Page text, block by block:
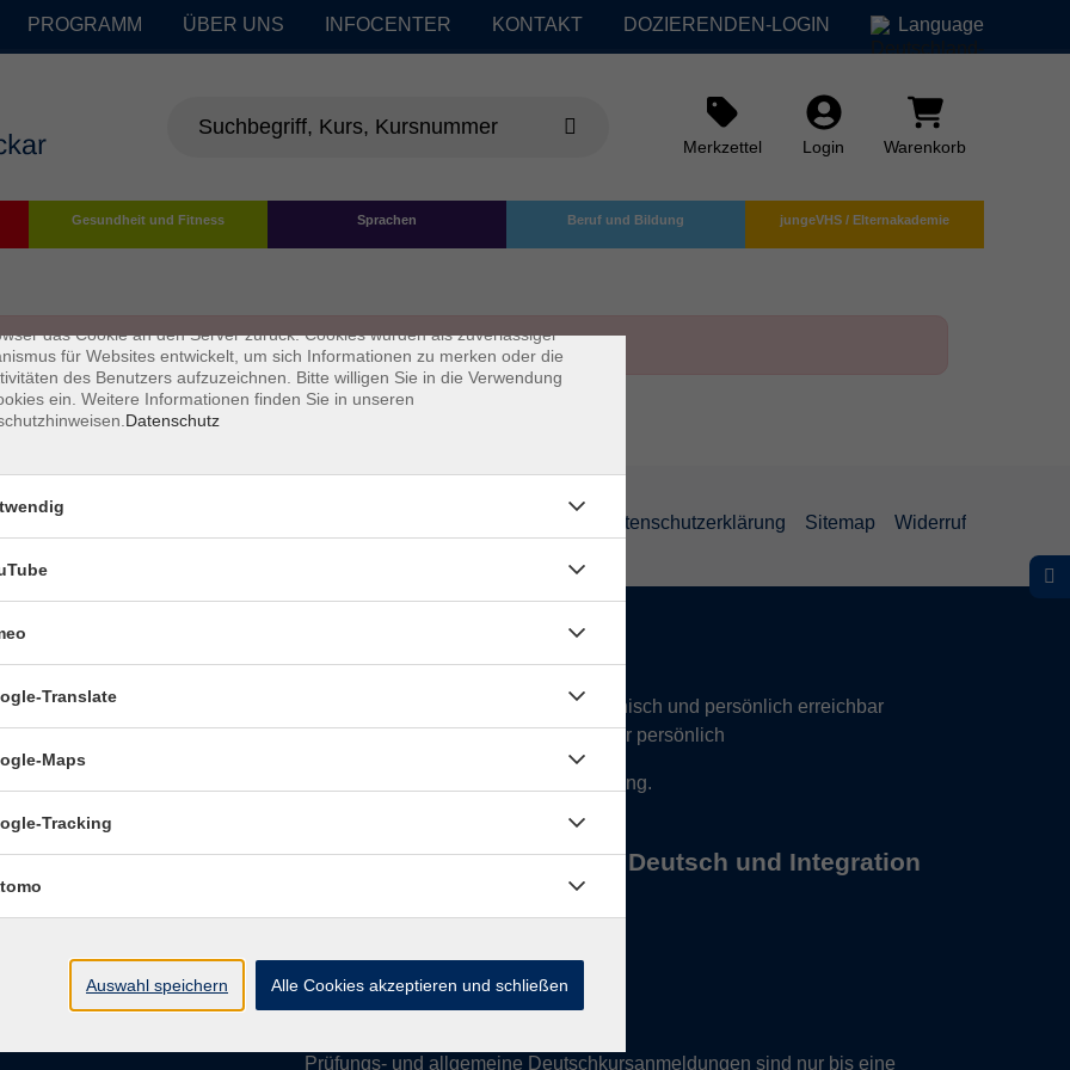
PROGRAMM ÜBER UNS INFOCENTER KONTAKT DOZIERENDEN-LOGIN Language
Merkzettel Login Warenkorb
Gesundheit und Fitness Sprachen Beruf und Bildung jungeVHS / Elternakademie
Datenschutzerklärung Sitemap Widerruf
Öffnungszeiten:
9–12.30 Uhr telefonisch und persönlich erreichbar
Mo–Do nachmittags:13.30–17 Uhr nur persönlich
Termine für Beratung nach Vereinbarung.
Öffnungszeiten des Büros Deutsch und Integration
Di9-12 Uhr
Mi9-12 Uhr
Do & Frgeschlossen
Prüfungs- und allgemeine Deutschkursanmeldungen sind nur bis eine
sind kleine Datenmengen, die von einer Website gesendet und vom
das Cookie an den Server zurück. Cookies wurden als zuverlässiger
für Websites entwickelt, um sich Informationen zu merken oder die
des Benutzers aufzuzeichnen. Bitte willigen Sie in die Verwendung
ein. Weitere Informationen finden Sie in unseren
Datenschutz
×
Translate
Maps
Tracking
Auswahl speichern Alle Cookies akzeptieren und schließen